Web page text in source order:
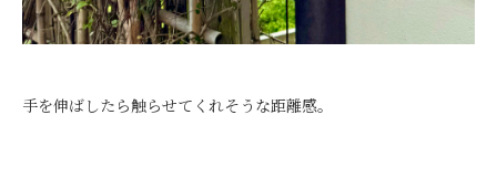
手を伸ばしたら触らせてくれそうな距離感。